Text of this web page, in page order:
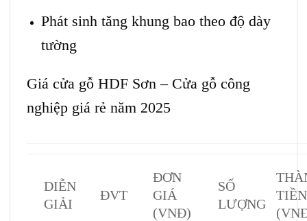
Phát sinh tăng khung bao theo độ dày
tường
Giá cửa gỗ HDF Sơn – Cửa gỗ công
nghiệp giá rẻ năm 2025
DIỄN
GIẢI
ĐVT
ĐƠN
GIÁ
(VNĐ)
SỐ
LƯỢNG
TIỀN